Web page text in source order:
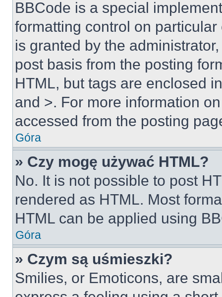
BBCode is a special
formatting control on
is granted by the
post basis from the posting
HTML, but tags are enclosed
and >. For more information
accessed from the posting
Góra
» Czy mogę używać HTML?
No. It is not possible to post
rendered as HTML. Most
HTML can be applied using
Góra
» Czym są uśmieszki?
Smilies, or Emoticons, are